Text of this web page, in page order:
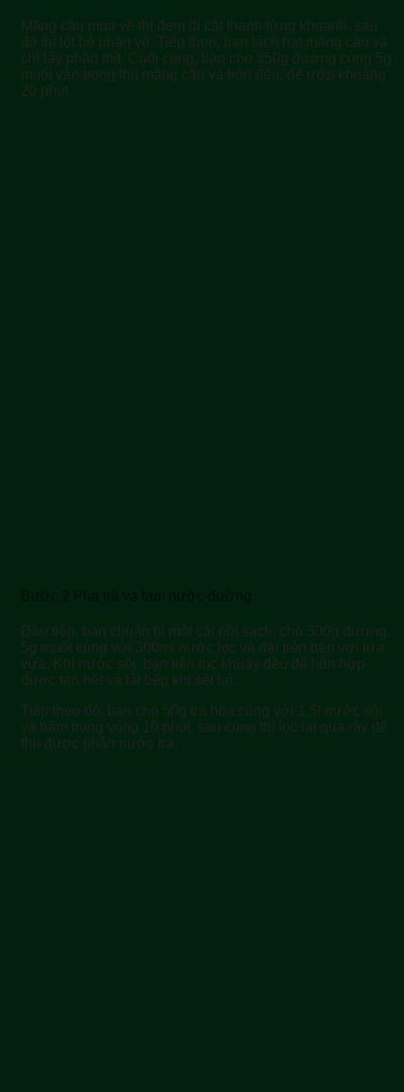
Mãng cầu mua về thì đem đi cắt thành từng khoanh, sau
đó thì lột bỏ phần vỏ. Tiếp theo, bạn tách hạt mãng cầu và
chỉ lấy phần thịt. Cuối cùng, bạn cho 350g đường cùng 5g
muối vào trong thịt mãng cầu và trộn đều, để ướp khoảng
20 phút.
Bước 2 Pha trà và làm nước đường
Đầu tiên, bạn chuẩn bị một cái nồi sạch, cho 300g đường,
5g muối cùng với 300ml nước lọc và đặt trên bếp với lửa
vừa. Khi nước sôi, bạn liên tục khuấy đều để hỗn hợp
được tan hết và tắt bếp khi sệt lại.
Tiếp theo đó, bạn cho 50g trà hòa cùng với 1,5l nước sôi
và hãm trong vòng 10 phút, sau cùng thì lọc lại qua rây để
thu được phần nước trà.